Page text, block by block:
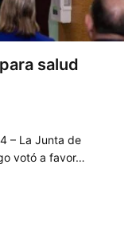
salud
– La Junta de
votó a favor…